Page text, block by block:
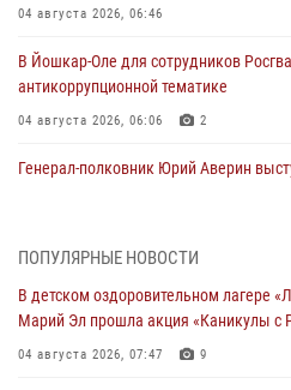
04 августа 2026, 06:46
В Йошкар-Оле для сотрудников
антикоррупционной тематике
04 августа 2026, 06:06 2
Генерал-полковник Юрий Аверин
празднования Дня ВДВ и проведения
Раимкуля Малахбекова
03 августа 2026, 06:52 7
ПОПУЛЯРНЫЕ НОВОСТИ
В детском оздоровительном лагере
Марий Эл прошла акция «Каникулы с
04 августа 2026, 07:47 9